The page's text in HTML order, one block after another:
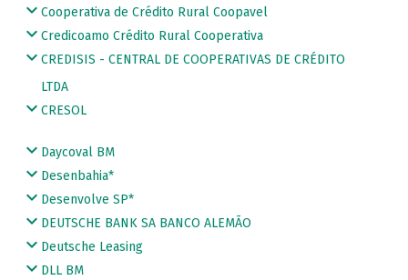
Cooperativa de Crédito Rural Coopavel
Credicoamo Crédito Rural Cooperativa
CREDISIS - CENTRAL DE COOPERATIVAS DE CRÉDITO
LTDA
CRESOL
Daycoval BM
Desenbahia*
Desenvolve SP*
DEUTSCHE BANK SA BANCO ALEMÃO
Deutsche Leasing
DLL BM